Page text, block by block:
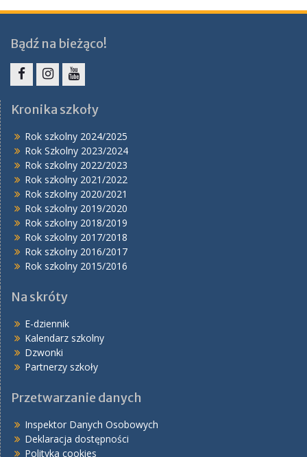
Bądź na bieżąco!
Kronika szkoły
Rok szkolny 2024/2025
Rok Szkolny 2023/2024
Rok szkolny 2022/2023
Rok szkolny 2021/2022
Rok szkolny 2020/2021
Rok szkolny 2019/2020
Rok szkolny 2018/2019
Rok szkolny 2017/2018
Rok szkolny 2016/2017
Rok szkolny 2015/2016
Na skróty
E-dziennik
Kalendarz szkolny
Dzwonki
Partnerzy szkoły
Przetwarzanie danych
Inspektor Danych Osobowych
Deklaracja dostępności
Polityka cookies